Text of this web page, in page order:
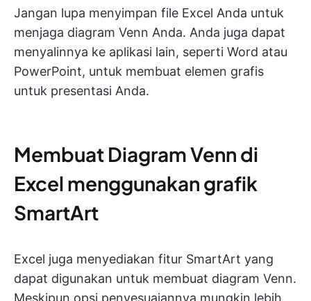
Jangan lupa menyimpan file Excel Anda untuk
menjaga diagram Venn Anda. Anda juga dapat
menyalinnya ke aplikasi lain, seperti Word atau
PowerPoint, untuk membuat elemen grafis
untuk presentasi Anda.
Membuat Diagram Venn di
Excel menggunakan grafik
SmartArt
Excel juga menyediakan fitur SmartArt yang
dapat digunakan untuk membuat diagram Venn.
Meskipun opsi penyesuaiannya mungkin lebih